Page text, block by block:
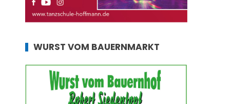
WURST VOM BAUERNMARKT